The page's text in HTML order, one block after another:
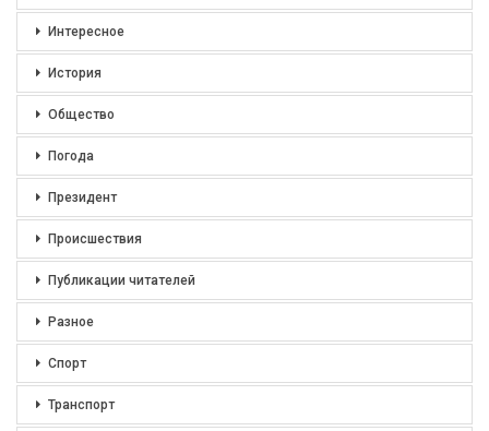
Интересное
История
Общество
Погода
Президент
Происшествия
Публикации читателей
Разное
Спорт
Транспорт